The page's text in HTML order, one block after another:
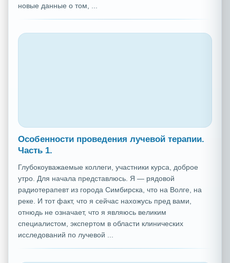
новые данные о том, ...
Особенности проведения лучевой терапии.
Часть 1.
Глубокоуважаемые коллеги, участники курса, доброе
утро. Для начала представлюсь. Я — рядовой
радиотерапевт из города Симбирска, что на Волге, на
реке. И тот факт, что я сейчас нахожусь пред вами,
отнюдь не означает, что я являюсь великим
специалистом, экспертом в области клинических
исследований по лучевой ...